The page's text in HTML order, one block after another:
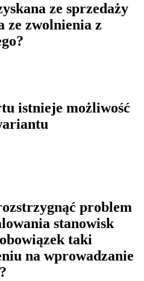
ze sprzedaży
ze zwolnienia z
istnieje możliwość
problem
stanowisk
taki
na wprowadzanie